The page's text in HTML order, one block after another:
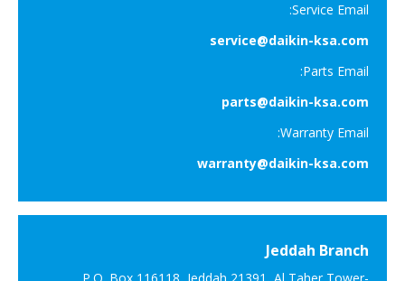
Service Email:
service@daikin-ksa.com
Parts Email:
parts@daikin-ksa.com
Warranty Email:
warranty@daikin-ksa.com
Jeddah Branch